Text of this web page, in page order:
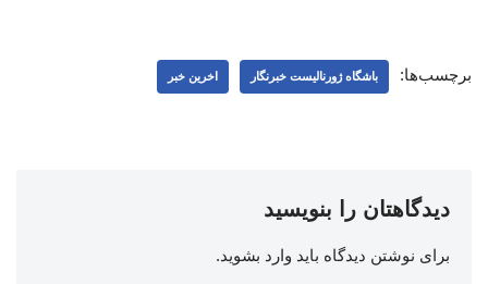
برچسب‌ها: باشگاه ژورنالیست خبرنگار اخرین خبر
دیدگاهتان را بنویسید
برای نوشتن دیدگاه باید وارد بشوید.